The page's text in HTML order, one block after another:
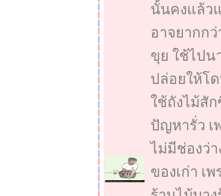
นั้นคงแล้ว
อาจยากก
ขุย ใช้ไปน
ปล่อยให้โ
ใช้ถังไม้สั
ปัญหารั่ว เ
ไม่มีช่องว่
ของเก่า เ